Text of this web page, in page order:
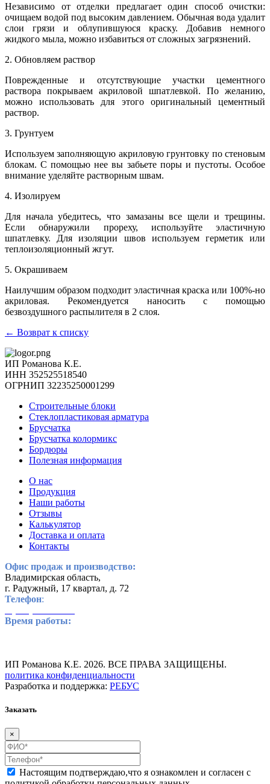
Независимо от отделки предлагает один способ очистки:
очищаем водой под высоким давлением. Обычная вода удалит
слои грязи и облупившуюся краску. Добавив немного
жидкого мыла, можно избавиться от сложных загрязнений.
2. Обновляем раствор
Поврежденные и отсутствующие участки цементного
раствора покрываем акриловой шпатлевкой. По желанию,
можно использовать для этого оригинальный цементный
раствор.
3. Грунтуем
Используем заполняющую акриловую грунтовку по стеновым
блокам. С помощью нее вы забьете поры и пустоты. Особое
внимание уделяйте растворным швам.
4. Изолируем
Для начала убедитесь, что замазаны все щели и трещины.
Если обнаружили прореху, используйте эластичную
шпатлевку. Для изоляции швов используем герметик или
теплоизоляционный жгут.
5. Окрашиваем
Наилучшим образом подходит эластичная краска или 100%-но
акриловая. Рекомендуется наносить с помощью
безвоздушного распылителя в 2 слоя.
← Возврат к списку
ИП Романова К.Е.
ИНН 352525518540
ОГРНИП 32235250001299
Строительные блоки
Стеклопластиковая арматура
Брусчатка
Брусчатка колормикс
Бордюры
Полезная информация
О нас
Продукция
Наши работы
Отзывы
Калькулятор
Доставка и оплата
Контакты
Офис продаж и производство:
Владимирская область,
г. Радужный, 17 квартал, д. 72
Телефон:
Время работы:
ИП Романова К.Е. 2026. ВСЕ ПРАВА ЗАЩИЩЕНЫ.
политика конфиденциальности
Разработка и поддержка: РЕБУС
Заказать
×
Настоящим подтверждаю,что я ознакомлен и согласен с